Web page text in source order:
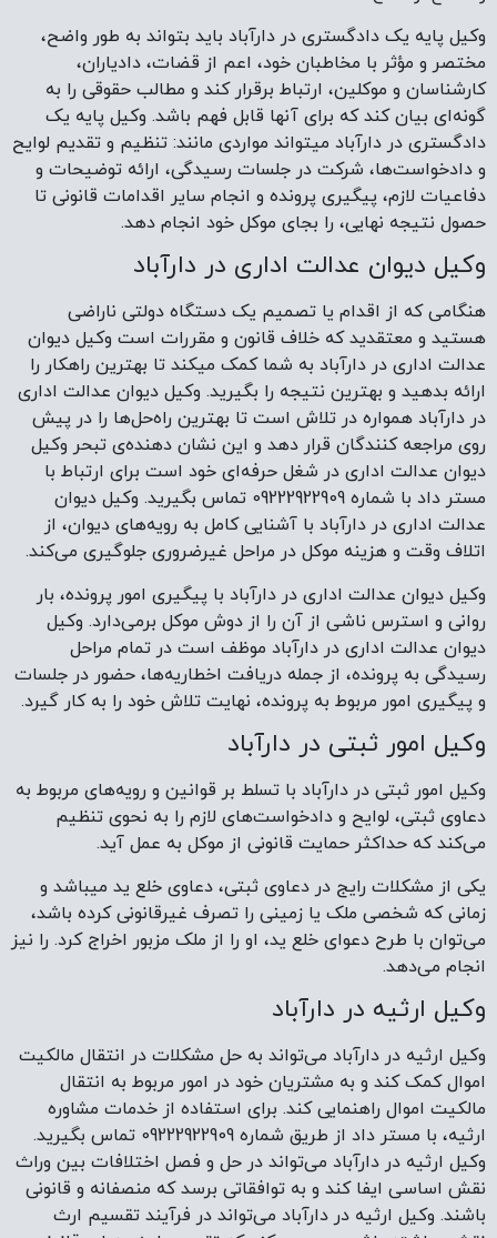
وکیل پایه یک دادگستری در دارآباد باید بتواند به طور واضح،
مختصر و مؤثر با مخاطبان خود، اعم از قضات، دادیاران،
کارشناسان و موکلین، ارتباط برقرار کند و مطالب حقوقی را به
گونه‌ای بیان کند که برای آنها قابل فهم باشد. وکیل پایه یک
دادگستری در دارآباد میتواند مواردی مانند: تنظیم و تقدیم لوایح
و دادخواست‌ها، شرکت در جلسات رسیدگی، ارائه توضیحات و
دفاعیات لازم، پیگیری پرونده و انجام سایر اقدامات قانونی تا
حصول نتیجه نهایی، را بجای موکل خود انجام دهد.
وکیل دیوان عدالت اداری در دارآباد
هنگامی که از اقدام یا تصمیم یک دستگاه دولتی ناراضی
هستید و معتقدید که خلاف قانون و مقررات است وکیل دیوان
عدالت اداری در دارآباد به شما کمک میکند تا بهترین راهکار را
ارائه بدهید و بهترین نتیجه را بگیرید. وکیل دیوان عدالت اداری
در دارآباد همواره در تلاش است تا بهترین راه‌حل‌ها را در پیش
روی مراجعه کنندگان قرار دهد و این نشان دهنده‌ی تبحر وکیل
دیوان عدالت اداری در شغل حرفه‌ای خود است برای ارتباط با
مستر داد با شماره 09222922909 تماس بگیرید. وکیل دیوان
عدالت اداری در دارآباد با آشنایی کامل به رویه‌های دیوان، از
اتلاف وقت و هزینه موکل در مراحل غیرضروری جلوگیری می‌کند.
وکیل دیوان عدالت اداری در دارآباد با پیگیری امور پرونده، بار
روانی و استرس ناشی از آن را از دوش موکل برمی‌دارد. وکیل
دیوان عدالت اداری در دارآباد موظف است در تمام مراحل
رسیدگی به پرونده، از جمله دریافت اخطاریه‌ها، حضور در جلسات
و پیگیری امور مربوط به پرونده، نهایت تلاش خود را به کار گیرد.
وکیل امور ثبتی در دارآباد
وکیل امور ثبتی در دارآباد با تسلط بر قوانین و رویه‌های مربوط به
دعاوی ثبتی، لوایح و دادخواست‌های لازم را به نحوی تنظیم
می‌کند که حداکثر حمایت قانونی از موکل به عمل آید.
یکی از مشکلات رایج در دعاوی ثبتی، دعاوی خلع ید میباشد و
زمانی که شخصی ملک یا زمینی را تصرف غیرقانونی کرده باشد،
می‌توان با طرح دعوای خلع ید، او را از ملک مزبور اخراج کرد. را نیز
انجام می‌دهد.
وکیل ارثیه در دارآباد
وکیل ارثیه در دارآباد می‌تواند به حل مشکلات در انتقال مالکیت
اموال کمک کند و به مشتریان خود در امور مربوط به انتقال
مالکیت اموال راهنمایی کند. برای استفاده از خدمات مشاوره
ارثیه، با مستر داد از طریق شماره 09222922909 تماس بگیرید.
وکیل ارثیه در دارآباد می‌تواند در حل و فصل اختلافات بین وراث
نقش اساسی ایفا کند و به توافقاتی برسد که منصفانه و قانونی
باشند. وکیل ارثیه در دارآباد می‌تواند در فرآیند تقسیم ارث